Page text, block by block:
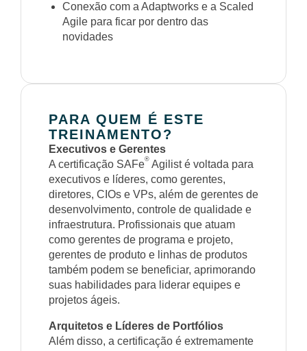
Conexão com a Adaptworks e a Scaled
Agile para ficar por dentro das
novidades
PARA QUEM É ESTE
TREINAMENTO?
Executivos e Gerentes
A certificação SAFe® Agilist é voltada para
executivos e líderes, como gerentes,
diretores, CIOs e VPs, além de gerentes de
desenvolvimento, controle de qualidade e
infraestrutura. Profissionais que atuam
como gerentes de programa e projeto,
gerentes de produto e linhas de produtos
também podem se beneficiar, aprimorando
suas habilidades para liderar equipes e
projetos ágeis.
Arquitetos e Líderes de Portfólios
Além disso, a certificação é extremamente